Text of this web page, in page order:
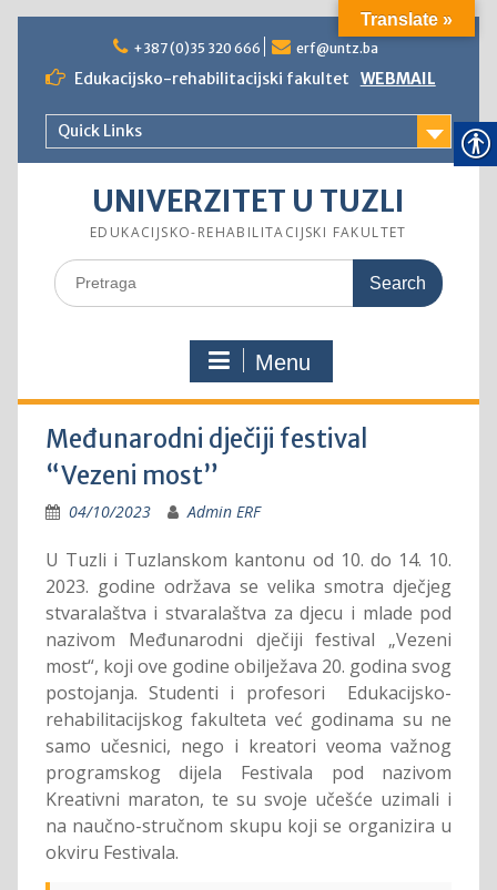
content
+387 (0)35 320 666 erf@untz.ba
Edukacijsko-rehabilitacijski fakultet WEBMAIL
Quick Links
UNIVERZITET U TUZLI
EDUKACIJSKO-REHABILITACIJSKI FAKULTET
Search
for:
Menu
Međunarodni dječiji festival
“Vezeni most”
04/10/2023 Admin ERF
U Tuzli i Tuzlanskom kantonu od 10. do 14. 10.
2023. godine održava se velika smotra dječjeg
stvaralaštva i stvaralaštva za djecu i mlade pod
nazivom Međunarodni dječiji festival „Vezeni
most“, koji ove godine obilježava 20. godina svog
postojanja. Studenti i profesori Edukacijsko-
rehabilitacijskog fakulteta već godinama su ne
samo učesnici, nego i kreatori veoma važnog
programskog dijela Festivala pod nazivom
Kreativni maraton, te su svoje učešće uzimali i
na naučno-stručnom skupu koji se organizira u
okviru Festivala.
Translate »